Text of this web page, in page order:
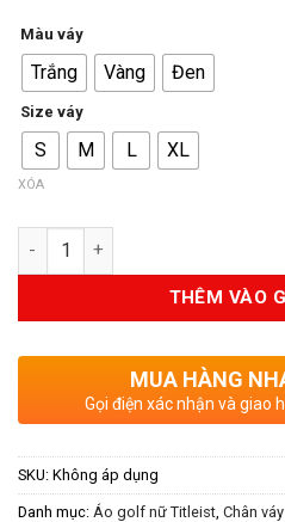
Màu váy
Trắng Vàng Đen
Size váy
S M L XL
XÓA
Số lượng
THÊM VÀO
MUA HÀNG
Gọi điện xác nhận và giao
SKU: Không áp dụng
Danh mục: Áo golf nữ Titleist Chân